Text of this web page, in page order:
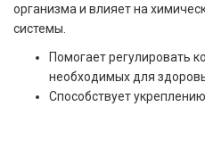
организма и влияет на
системы.
Помогает регулировать
необходимых для
Способствует